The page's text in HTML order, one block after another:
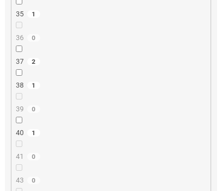
35 1
36 0
37 2
38 1
39 0
40 1
41 0
43 0